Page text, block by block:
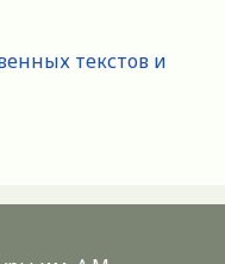
текстов и